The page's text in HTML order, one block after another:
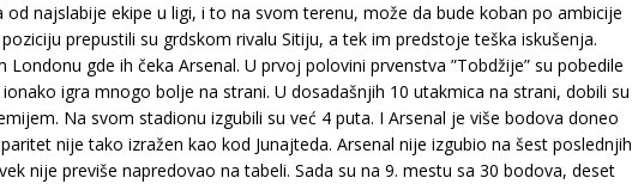
od najslabije ekipe u ligi, i to na svom terenu, može da bude koban po ambicije
poziciju prepustili su grdskom rivalu Sitiju, a tek im predstoje teška iskušenja.
gde ih čeka Arsenal. U prvoj polovini prvenstva ”Tobdžije” su pobedile
igra mnogo bolje na strani. U dosadašnjih 10 utakmica na strani, dobili su
Na svom stadionu izgubili su već 4 puta. I Arsenal je više bodova doneo
nije tako izražen kao kod Junajteda. Arsenal nije izgubio na šest poslednjih
nije previše napredovao na tabeli. Sada su na 9. mestu sa 30 bodova, deset